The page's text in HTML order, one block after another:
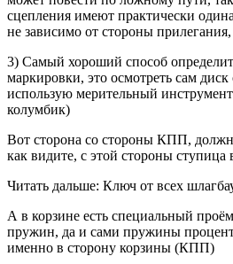
сцепления имеют практически
не зависимо от стороны прилегания,
3) Самый хороший способ
маркировки, это осмотреть сам
использую мерительный
колумбик)
Вот сторона со стороны КПП,
как видите, с этой стороны ступица
Читать дальше: Ключ от всех
А в корзине есть специальный
пружин, да и сами пружины
именно в сторону корзины (КПП)